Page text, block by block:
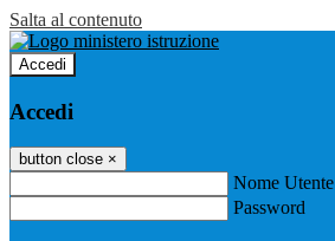
Salta al contenuto
Accedi
Accedi
button close ×
Nome Utente
Password